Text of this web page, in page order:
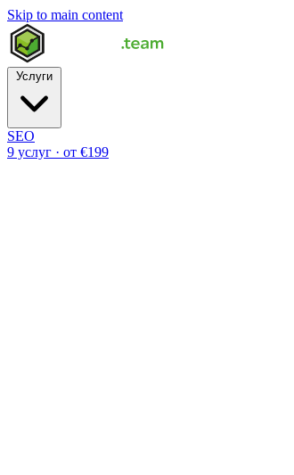
Skip to main content
SEO
9 услуг · от €199